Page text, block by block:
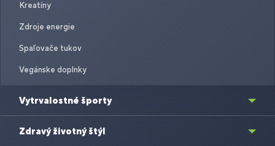
Kreatíny
Zdroje energie
Spaľovače tukov
Vegánske doplnky
Vytrvalostné športy
Zdravý životný štýl